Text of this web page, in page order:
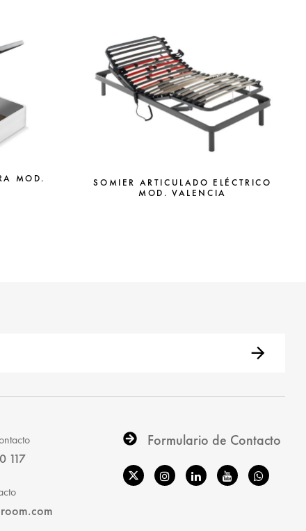
MOD.
SOMIER ARTICULADO ELÉCTRICO
MOD. VALENCIA
117
Formulario de Contacto